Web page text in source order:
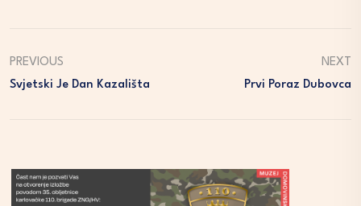
PREVIOUS
Svjetski Je Dan Kazališta
NEXT
Prvi Poraz Dubovca